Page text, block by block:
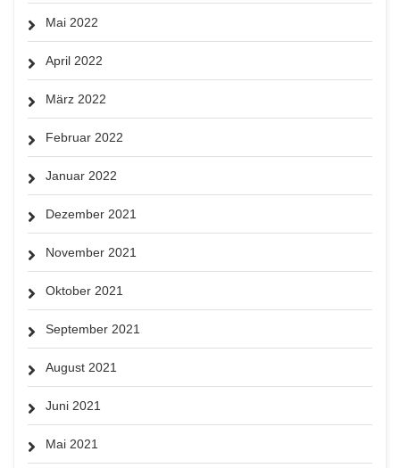
Mai 2022
April 2022
März 2022
Februar 2022
Januar 2022
Dezember 2021
November 2021
Oktober 2021
September 2021
August 2021
Juni 2021
Mai 2021